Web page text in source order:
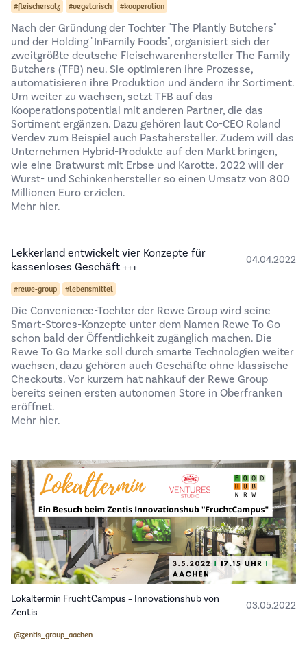
#fleischersatz #vegetarisch #kooperation
Nach der Gründung der Tochter "The Plantly Butchers"
und der Holding "InFamily Foods", organisiert sich der
zweitgrößte deutsche Fleischwarenhersteller The Family
Butchers (TFB) neu. Sie optimieren ihre Prozesse,
automatisieren ihre Produktion und ändern ihr Sortiment.
Um weiter zu wachsen, setzt TFB auf das
Kooperationspotential mit anderen Partner, die das
Sortiment ergänzen. Dazu gehören laut Co-CEO Roland
Verdev zum Beispiel auch Pastahersteller. Zudem will das
Unternehmen Hybrid-Produkte auf den Markt bringen,
wie eine Bratwurst mit Erbse und Karotte. 2022 will der
Wurst- und Schinkenhersteller so einen Umsatz von 800
Millionen Euro erzielen.
Mehr hier.
Lekkerland entwickelt vier Konzepte für
kassenloses Geschäft +++
04.04.2022
#rewe-group #lebensmittel
Die Convenience-Tochter der Rewe Group wird seine
Smart-Stores-Konzepte unter dem Namen Rewe To Go
schon bald der Öffentlichkeit zugänglich machen. Die
Rewe To Go Marke soll durch smarte Technologien weiter
wachsen, dazu gehören auch Geschäfte ohne klassische
Checkouts. Vor kurzem hat nahkauf der Rewe Group
bereits seinen ersten autonomen Store in Oberfranken
eröffnet.
Mehr hier.
Lokaltermin FruchtCampus – Innovationshub von
Zentis
03.05.2022
@zentis_group_aachen